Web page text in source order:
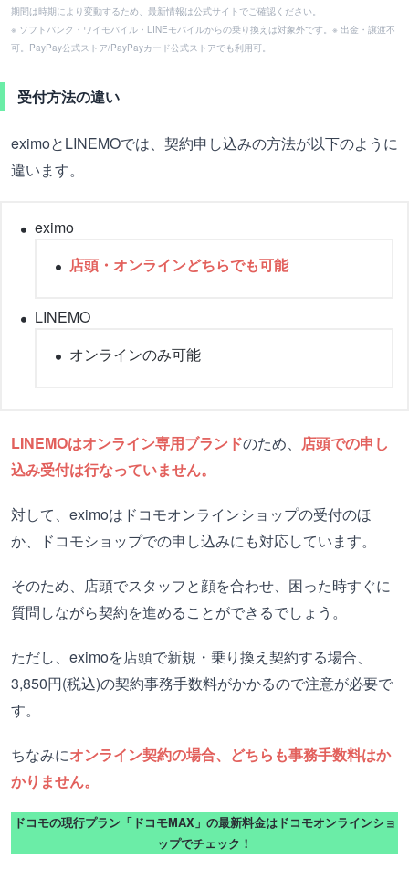
期間は時期により変動するため、最新情報は公式サイトでご確認ください。
※ ソフトバンク・ワイモバイル・LINEモバイルからの乗り換えは対象外です。※ 出金・譲渡不
可。PayPay公式ストア/PayPayカード公式ストアでも利用可。
受付方法の違い
eximoとLINEMOでは、契約申し込みの方法が以下のように
違います。
eximo
店頭・オンラインどちらでも可能
LINEMO
オンラインのみ可能
LINEMOはオンライン専用ブランドのため、 店頭での申し
込み受付は行なっていません。
対して、eximoはドコモオンラインショップの受付のほ
か、ドコモショップでの申し込みにも対応しています。
そのため、店頭でスタッフと顔を合わせ、困った時すぐに
質問しながら契約を進めることができるでしょう。
ただし、eximoを店頭で新規・乗り換え契約する場合、
3,850円(税込)の契約事務手数料がかかるので注意が必要で
す。
ちなみにオンライン契約の場合、どちらも事務手数料はか
かりません。
ドコモの現行プラン「ドコモMAX」の最新料金はドコモオンラインショ
ップでチェック！